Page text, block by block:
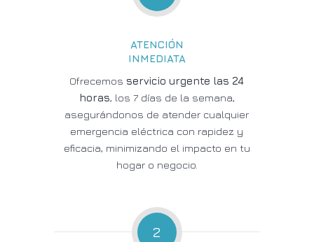
ATENCIÓN
INMEDIATA
Ofrecemos servicio urgente las 24
horas, los 7 días de la semana,
asegurándonos de atender cualquier
emergencia eléctrica con rapidez y
eficacia, minimizando el impacto en tu
hogar o negocio.
2